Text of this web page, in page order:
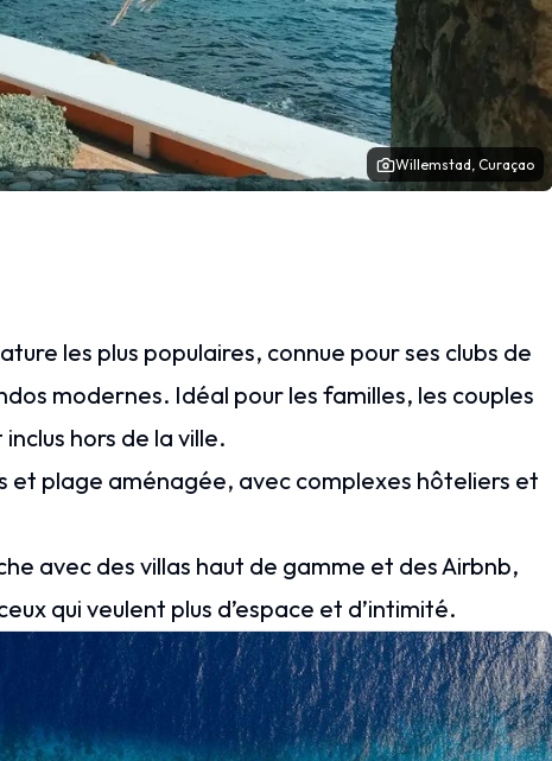
Willemstad, Curaçao
les plus populaires, connue pour ses clubs de
modernes. Idéal pour les familles, les couples
hors de la ville.
et plage aménagée, avec complexes hôteliers et
avec des villas haut de gamme et des Airbnb,
qui veulent plus d’espace et d’intimité.